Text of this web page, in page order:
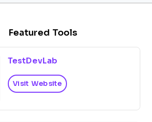
Featured Tools
TestDevLab
Visit Website